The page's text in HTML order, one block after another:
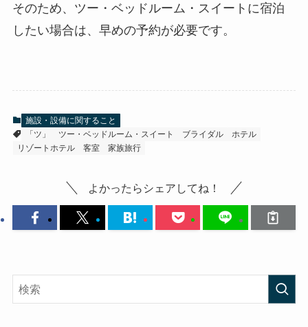
そのため、ツー・ベッドルーム・スイートに宿泊
したい場合は、早めの予約が必要です。
施設・設備に関すること
「ツ」
ツー・ベッドルーム・スイート ブライダル
ホテル
リゾートホテル
客室 家族旅行
よかったらシェアしてね！